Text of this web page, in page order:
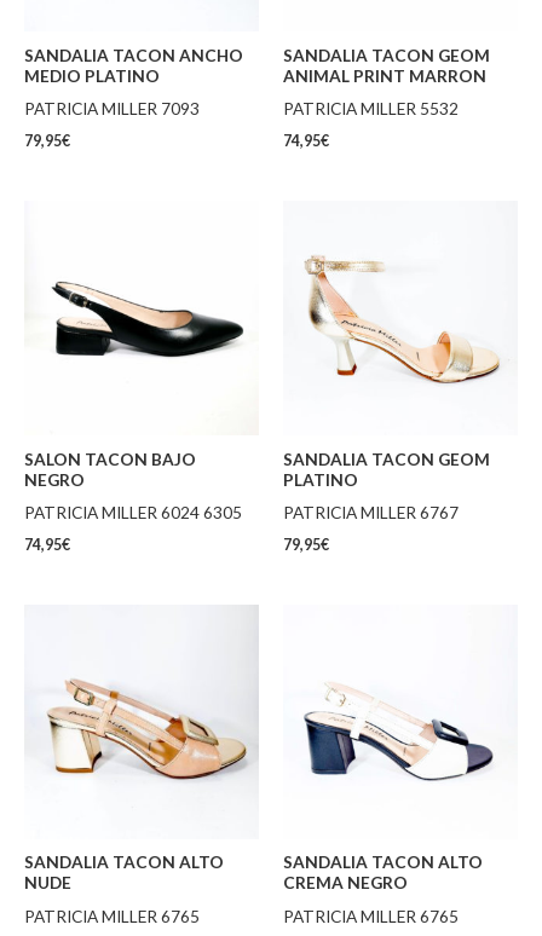
SANDALIA TACON ANCHO
MEDIO PLATINO
PATRICIA MILLER 7093
79,95€
SANDALIA TACON GEOM
ANIMAL PRINT MARRON
PATRICIA MILLER 5532
74,95€
SALON TACON BAJO
NEGRO
PATRICIA MILLER 6024 6305
74,95€
SANDALIA TACON GEOM
PLATINO
PATRICIA MILLER 6767
79,95€
SANDALIA TACON ALTO
NUDE
PATRICIA MILLER 6765
SANDALIA TACON ALTO
CREMA NEGRO
PATRICIA MILLER 6765